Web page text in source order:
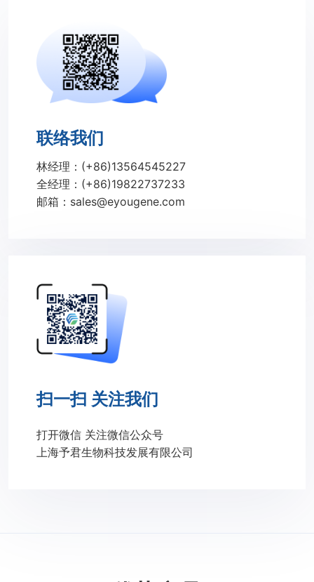
联络我们
林经理：(+86)13564545227
全经理：(+86)19822737233
邮箱：sales@eyougene.com
扫一扫 关注我们
打开微信 关注微信公众号
上海予君生物科技发展有限公司